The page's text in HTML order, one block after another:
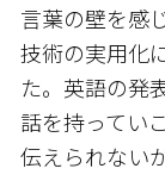
言葉の壁を感
技術の実用化
た。英語の発
話を持ってい
伝えられない